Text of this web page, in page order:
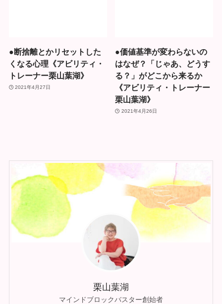
●断捨離とかリセットした
くなる心理《アビリティ・
トレーナー栗山葉湖》
2021年4月27日
●価値基準が変わらないの
はなぜ？「じゃあ、どうす
る？」がどこから来るか
《アビリティ・トレーナー
栗山葉湖》
2021年4月26日
栗山葉湖
マインドブロックバスター創始者